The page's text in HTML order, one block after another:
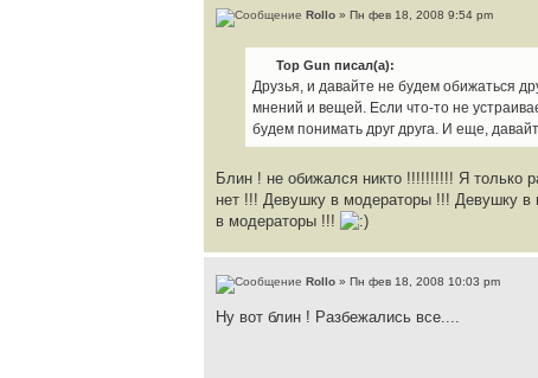
Rollo » Пн фев 18, 2008 9:54 pm
Top Gun писал(а):
Друзья, и давайте не будем обижаться
мнений и вещей. Если что-то не
будем понимать друг друга. И еще,
Блин ! не обижался никто !!!!!!!!!! Я только
нет !!! Девушку в модераторы !!! Девушку
в модераторы !!!
Rollo » Пн фев 18, 2008 10:03 pm
Ну вот блин ! Разбежались все....